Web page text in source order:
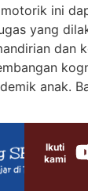
ini
yang
dan
anak.
Ikuti
kami